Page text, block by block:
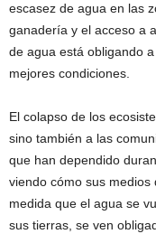
escasez de agua en las
ganadería y el acceso a
de agua está obligando
mejores condiciones.
El colapso de los
sino también a las
que han dependido
viendo cómo sus medios
medida que el agua se
sus tierras, se ven